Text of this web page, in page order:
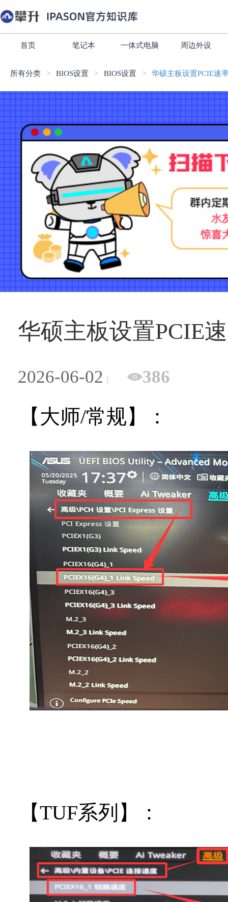
首页 笔记本 一体式电脑 周边外设
所有分类 BIOS设置 BIOS设置 华硕主板设置PCIE速
华硕主板设置PCIE
2026-06-02 386
【大师/常规】：
【TUF系列】：